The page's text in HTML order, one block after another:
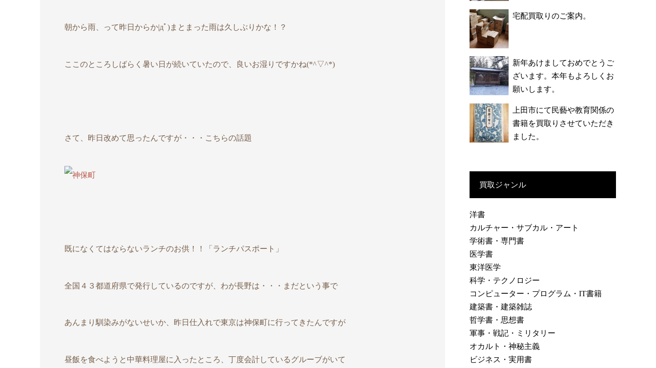
朝から雨、って昨日からか|дﾟ)まとまった雨は久しぶりかな！？
ここのところしばらく暑い日が続いていたので、良いお湿りですかね(*^▽^*)
さて、昨日改めて思ったんですが・・・こちらの話題
既になくてはならないランチのお供！！「ランチパスポート」
全国４３都道府県で発行しているのですが、わが長野は・・・まだという事で
あんまり馴染みがないせいか、昨日仕入れで東京は神保町に行ってきたんですが
昼飯を食べようと中華料理屋に入ったところ、丁度会計しているグルーブがいて
宅配買取りのご案内。
新年あけましておめでとうご
ざいます。本年もよろしくお
願いします。
上田市にて民藝や教育関係の
書籍を買取りさせていただき
ました。
買取ジャンル
洋書
カルチャー・サブカル・アート
学術書・専門書
医学書
東洋医学
科学・テクノロジー
コンピューター・プログラム・IT書籍
建築書・建築雑誌
哲学書・思想書
軍事・戦記・ミリタリー
オカルト・神秘主義
ビジネス・実用書